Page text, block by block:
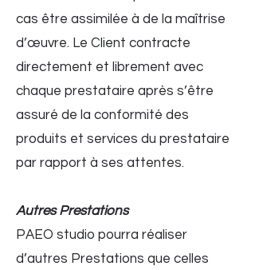
cas être assimilée à de la maîtrise
d’œuvre. Le Client contracte
directement et librement avec
chaque prestataire après s’être
assuré de la conformité des
produits et services du prestataire
par rapport à ses attentes.
Autres Prestations
PAEO studio pourra réaliser
d’autres Prestations que celles